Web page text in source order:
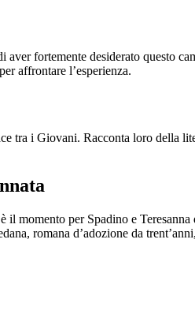
fortemente desiderato questo
affrontare l’esperienza.
tra i Giovani. Racconta loro della
il momento per Spadino e
romana d’adozione da